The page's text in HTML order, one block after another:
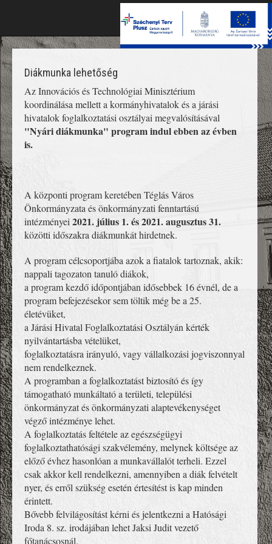
Diákmunka lehetőség
Az Innovációs és Technológiai Minisztérium
koordinálása mellett a kormányhivatalok és a járási
hivatalok foglalkoztatási osztályai megvalósításával
"Nyári diákmunka" program indul ebben az évben
is.
A központi program keretében Téglás Város
Önkormányzata és önkormányzati fenntartású
intézményei 2021. július 1. és 2021. augusztus 31.
közötti időszakra diákmunkát hirdetnek.
A program célcsoportjába azok a fiatalok tartoznak, akik:
nappali tagozaton tanuló diákok,
a program kezdő időpontjában idősebbek 16 évnél, de a
program befejezésekor sem töltik még be a 25.
életévüket,
a Járási Hivatal Foglalkoztatási Osztályán kérték
nyilvántartásba vételüket,
foglalkoztatásra irányuló, vagy vállalkozási jogviszonnyal
nem rendelkeznek.
A programban a foglalkoztatást biztosító és így
támogatható munkáltató a területi, települési
önkormányzat és önkormányzati alaptevékenységet
végző intézménye lehet.
A foglalkoztatás feltétele az egészségügyi
foglalkoztathatósági szakvélemény, melynek költsége az
előző évhez hasonlóan a munkavállalót terheli. Ezzel
csak akkor kell rendelkezni, amennyiben a diák felvételt
nyer, és erről szükség esetén értesítést is kap minden
érintett.
Bővebb felvilágosítást kérni és jelentkezni a Hatósági
Iroda 8. sz. irodájában lehet Jaksi Judit vezető
főtanácsosnál.